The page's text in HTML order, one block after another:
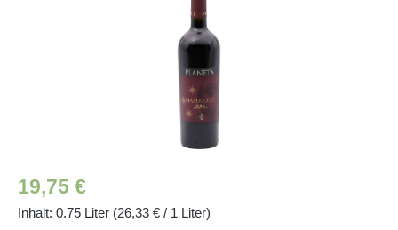
Regulärer Preis:
19,75 €
Inhalt: 0.75 Liter (26,33 € / 1 Liter)